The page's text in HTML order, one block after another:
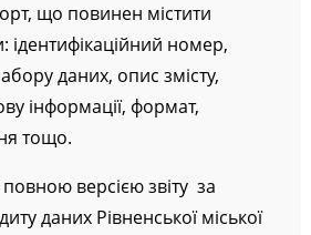
що повинен містити
ідентифікаційний номер,
даних, опис змісту,
інформації, формат,
тощо.
версією звіту за
даних Рівненської міської